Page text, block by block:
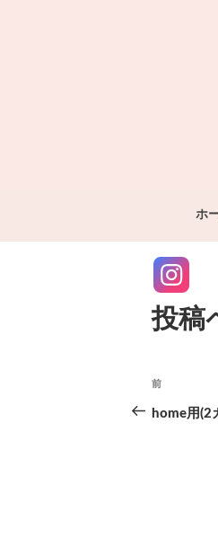
ホ
Instagram
投稿
投
稿
前
の
前
home用